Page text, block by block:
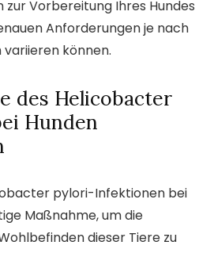
zur Vorbereitung Ihres Hundes
Anforderungen je nach
können.
des Helicobacter
Hunden
pylori-Infektionen bei
Maßnahme, um die
dieser Tiere zu